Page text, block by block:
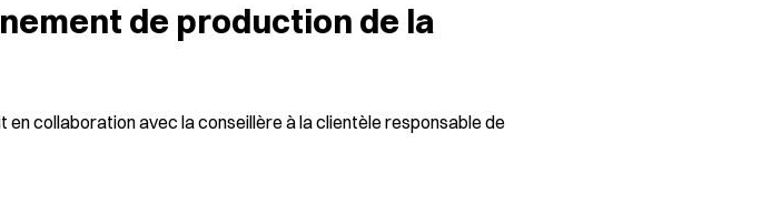
de production de la
collaboration avec la conseillère à la clientèle responsable de